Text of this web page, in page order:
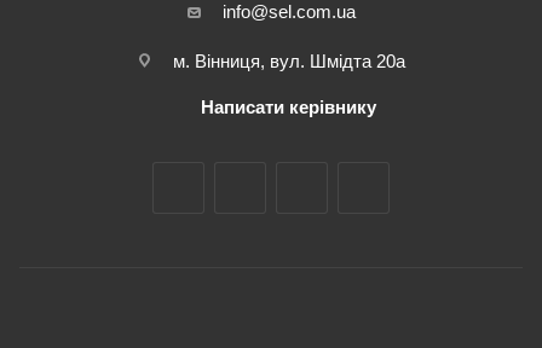
info@sel.com.ua
м. Вінниця, вул. Шмідта 20а
Написати керівнику